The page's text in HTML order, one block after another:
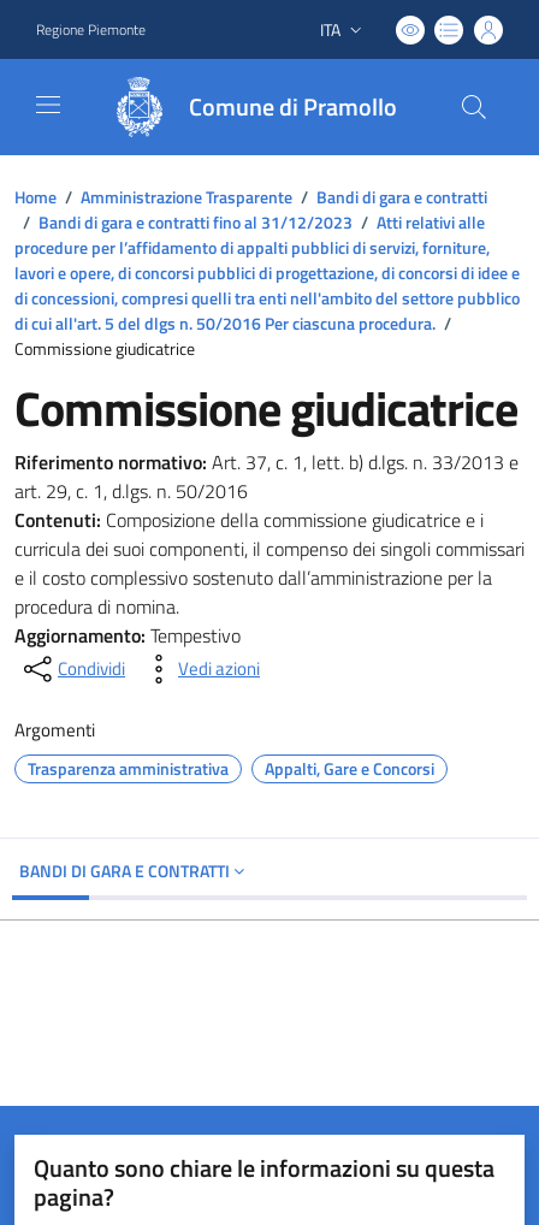
Regione Piemonte Lingua attiva:
ITA
Comune di Pramollo
Home / Amministrazione Trasparente / Bandi di gara e contratti
/ Bandi di gara e contratti fino al 31/12/2023 / Atti relativi alle
procedure per l’affidamento di appalti pubblici di servizi, forniture,
lavori e opere, di concorsi pubblici di progettazione, di concorsi di idee e
di concessioni, compresi quelli tra enti nell'ambito del settore pubblico
di cui all'art. 5 del dlgs n. 50/2016 Per ciascuna procedura. /
Commissione giudicatrice
Commissione giudicatrice
Riferimento normativo: Art. 37, c. 1, lett. b) d.lgs. n. 33/2013 e
art. 29, c. 1, d.lgs. n. 50/2016
Contenuti: Composizione della commissione giudicatrice e i
curricula dei suoi componenti, il compenso dei singoli commissari
e il costo complessivo sostenuto dall’amministrazione per la
procedura di nomina.
Aggiornamento: Tempestivo
Condividi Vedi azioni
Argomenti
Trasparenza amministrativa Appalti, Gare e Concorsi
BANDI DI GARA E CONTRATTI
Quanto sono chiare le informazioni su questa
pagina?